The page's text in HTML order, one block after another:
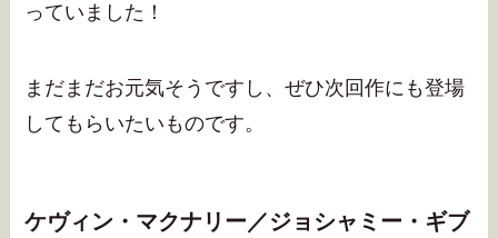
っていました！
まだまだお元気そうですし、ぜひ次回作にも登場
してもらいたいものです。
ケヴィン・マクナリー／ジョシャミー・ギブ